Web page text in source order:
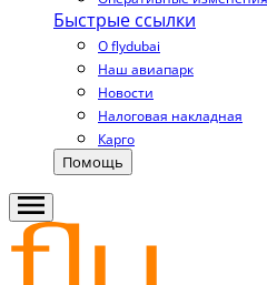
Быстрые ссылки
О flydubai
Наш авиапарк
Новости
Налоговая накладная
Карго
Помощь